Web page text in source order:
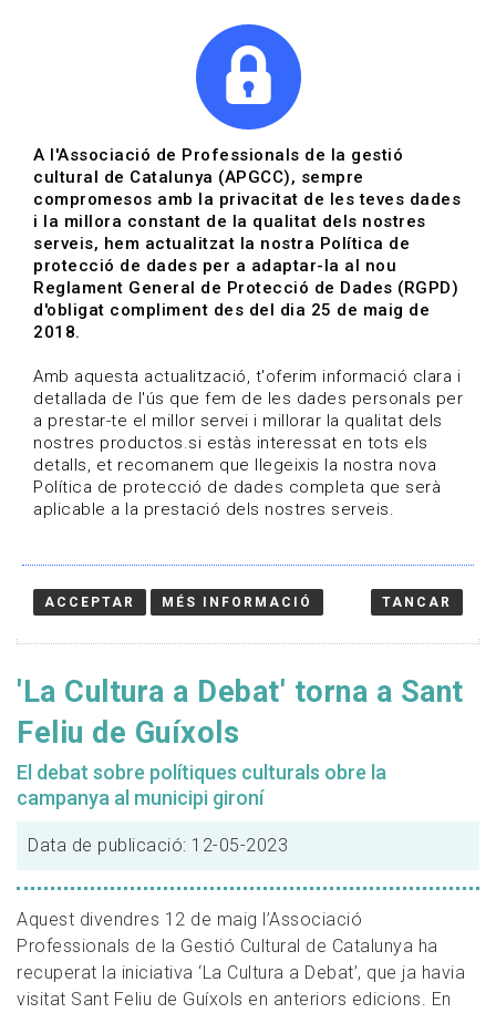
Actualitat | La cultura a
debat
Data de publicació: 12-05-2023
HOME
'La Cultura a Debat' torna a Sant
Feliu de Guíxols
El debat sobre polítiques culturals obre la
campanya al municipi gironí
Data de publicació: 12-05-2023
Aquest divendres 12 de maig l’Associació
Professionals de la Gestió Cultural de Catalunya ha
recuperat la iniciativa ‘La Cultura a Debat’, que ja havia
visitat Sant Feliu de Guíxols en anteriors edicions. En
A l'Associació de Professionals de la gestió
cultural de Catalunya (APGCC), sempre
compromesos amb la privacitat de les teves dades
i la millora constant de la qualitat dels nostres
serveis, hem actualitzat la nostra Política de
protecció de dades per a adaptar-la al nou
Reglament General de Protecció de Dades (RGPD)
d'obligat compliment des del dia 25 de maig de
2018.
Amb aquesta actualització, t'oferim informació clara i
detallada de l'ús que fem de les dades personals per
a prestar-te el millor servei i millorar la qualitat dels
nostres productos.si estàs interessat en tots els
detalls, et recomanem que llegeixis la nostra nova
Política de protecció de dades completa que serà
aplicable a la prestació dels nostres serveis.
ACCEPTAR MÉS INFORMACIÓ TANCAR